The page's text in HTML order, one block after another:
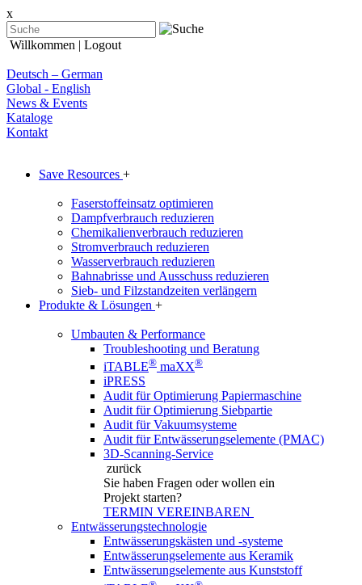
x
Willkommen | Logout
Deutsch – German
Global - English
News & Events
Kataloge
Kontakt
Save Resources +
Faserstoffeinsatz optimieren
Dampfverbrauch reduzieren
Chemikalienverbrauch reduzieren
Stromverbrauch reduzieren
Wasserverbrauch reduzieren
Bahnabrisse und Ausschuss reduzieren
Sieb- und Filzstandzeiten verlängern
Produkte & Lösungen +
Umbauten & Performance
Troubleshooting und Beratung
iTABLE® maXX®
iPRESS
Audit für Optimierung Papiermaschine
Audit für Optimierung Siebpartie
Audit für Vakuumsysteme
Audit für Entwässerungselemente (PMAC)
3D-Scanning-Service
zurück
Sie haben Fragen oder wollen ein
Projekt starten?
TERMIN VEREINBAREN
Entwässerungstechnologie
Entwässerungskästen und -systeme
Entwässerungselemente aus Keramik
Entwässerungselemente aus Kunststoff